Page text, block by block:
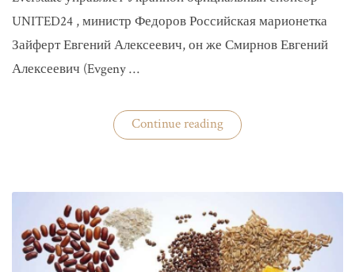
UNITED24 , министр Федоров Российская марионетка
Зайферт Евгений Алексеевич, он же Смирнов Евгений
Алексеевич (Evgeny …
Continue reading«Зайферт
Евгений
федерации
Евгений
Алексеевич»